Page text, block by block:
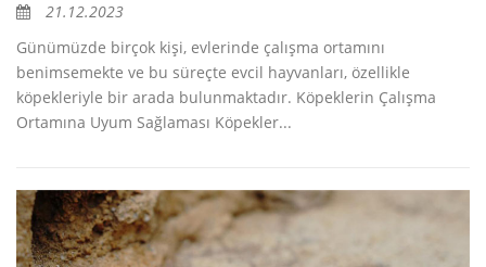
21.12.2023
Günümüzde birçok kişi, evlerinde çalışma ortamını
benimsemekte ve bu süreçte evcil hayvanları, özellikle
köpekleriyle bir arada bulunmaktadır. Köpeklerin Çalışma
Ortamına Uyum Sağlaması Köpekler...